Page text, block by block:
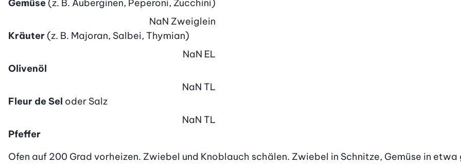
Gemüse (z. B. Auberginen, Peperoni, Zucchini)
Kräuter (z. B. Majoran, Salbei, Thymian)
NaN Zweiglein
Olivenöl
NaN EL
Fleur de Sel oder Salz
NaN TL
Pfeffer
NaN TL
Ofen auf 200 Grad vorheizen. Zwiebel und Knoblauch schälen. Zwiebel in Schnitze, Gemüse in